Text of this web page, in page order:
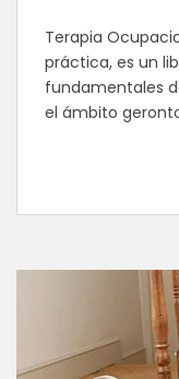
Terapia
práctica, es un
fundamentales
el ámbito